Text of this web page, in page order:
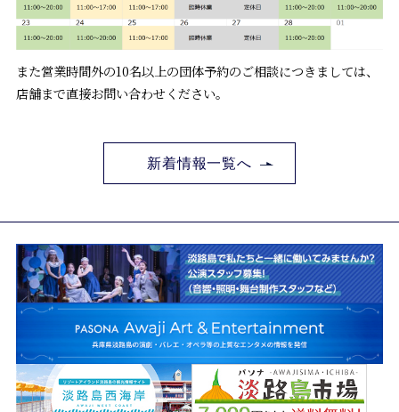
また営業時間外の10名以上の団体予約のご相談につきましては、
店舗まで直接お問い合わせください。
新着情報一覧へ